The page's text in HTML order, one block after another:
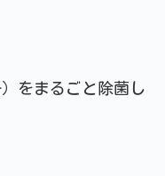
をまるごと除菌し